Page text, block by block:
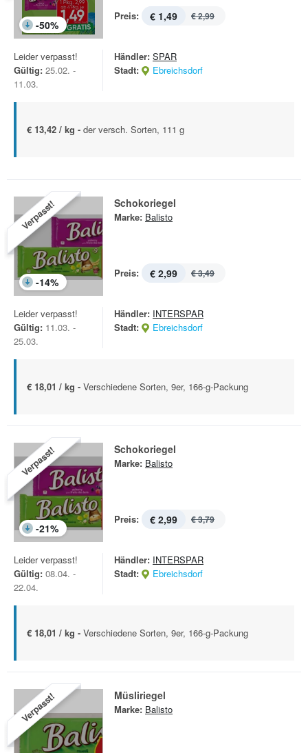
-50%
Preis: € 1,49 € 2,99
Leider verpasst!
Gültig: 25.02. -
11.03.
Händler: SPAR
Stadt:
Ebreichsdorf
€ 13,42 / kg - der versch. Sorten, 111 g
Verpasst!
-14%
Schokoriegel
Marke: Balisto
Preis: € 2,99 € 3,49
Leider verpasst!
Gültig: 11.03. -
25.03.
Händler: INTERSPAR
Stadt:
Ebreichsdorf
€ 18,01 / kg - Verschiedene Sorten, 9er, 166-g-Packung
Verpasst!
-21%
Schokoriegel
Marke: Balisto
Preis: € 2,99 € 3,79
Leider verpasst!
Gültig: 08.04. -
22.04.
Händler: INTERSPAR
Stadt:
Ebreichsdorf
€ 18,01 / kg - Verschiedene Sorten, 9er, 166-g-Packung
Verpasst! Müsliriegel
Marke: Balisto